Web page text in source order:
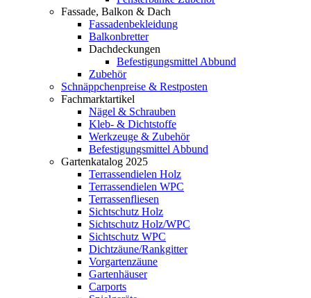
Fassade, Balkon & Dach
Fassadenbekleidung
Balkonbretter
Dachdeckungen
Befestigungsmittel Abbund
Zubehör
Schnäppchenpreise & Restposten
Fachmarktartikel
Nägel & Schrauben
Kleb- & Dichtstoffe
Werkzeuge & Zubehör
Befestigungsmittel Abbund
Gartenkatalog 2025
Terrassendielen Holz
Terrassendielen WPC
Terrassenfliesen
Sichtschutz Holz
Sichtschutz Holz/WPC
Sichtschutz WPC
Dichtzäune/Rankgitter
Vorgartenzäune
Gartenhäuser
Carports